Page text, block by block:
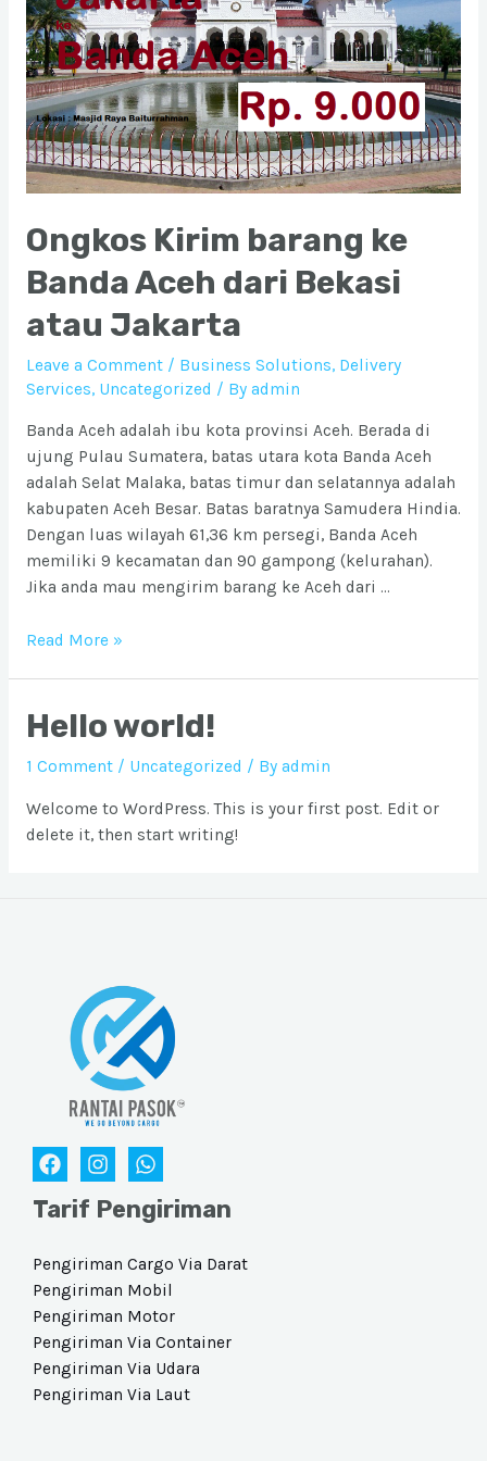
Ongkos Kirim barang ke
Banda Aceh dari Bekasi
atau Jakarta
Leave a Comment / Business Solutions, Delivery
Services, Uncategorized / By admin
Banda Aceh adalah ibu kota provinsi Aceh. Berada di
ujung Pulau Sumatera, batas utara kota Banda Aceh
adalah Selat Malaka, batas timur dan selatannya adalah
kabupaten Aceh Besar. Batas baratnya Samudera Hindia.
Dengan luas wilayah 61,36 km persegi, Banda Aceh
memiliki 9 kecamatan dan 90 gampong (kelurahan).
Jika anda mau mengirim barang ke Aceh dari …
Ongkos
ke
Banda
Aceh
Read More »
Hello world!
1 Comment / Uncategorized / By admin
Welcome to WordPress. This is your first post. Edit or
delete it, then start writing!
Tarif Pengiriman
Pengiriman Cargo Via Darat​
Pengiriman Mobil
Pengiriman Motor
Pengiriman Via Container
Pengiriman Via Udara​
Pengiriman Via Laut